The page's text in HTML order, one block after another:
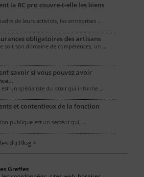
la RC pro couvre-t-elle les biens
de leurs activités, les entreprises …
obligatoires des artisans
soit son domaine de compétences, un …
savoir si vous pouvez avoir
est un spécialiste du droit qui informe …
et contentieux de la fonction
publique est un secteur qui, …
du Blog >
Greffes